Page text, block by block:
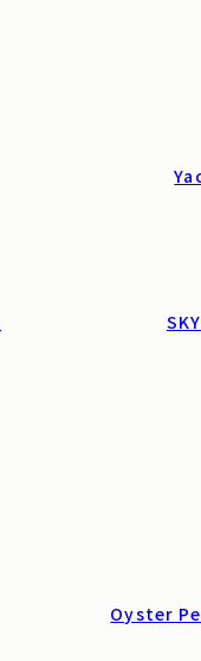
Oyster